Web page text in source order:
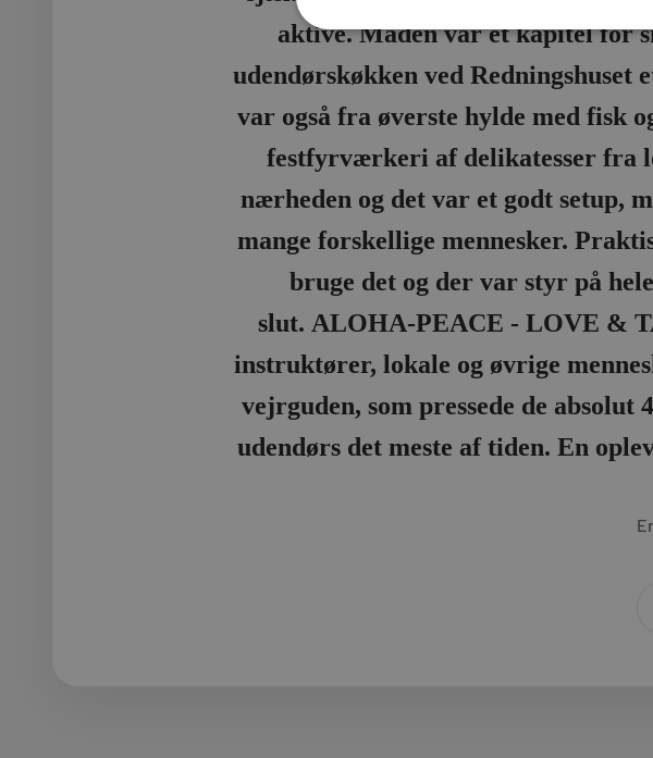
aktive. Maden var et kapitel for
udendørskøkken ved Redningshuset
var også fra øverste hylde med fisk
festfyrværkeri af delikatesser fra
nærheden og det var et godt setup,
mange forskellige mennesker.
bruge det og der var styr på
slut. ALOHA-PEACE - LOVE &
instruktører, lokale og øvrige
vejrguden, som pressede de
udendørs det meste af tiden. En